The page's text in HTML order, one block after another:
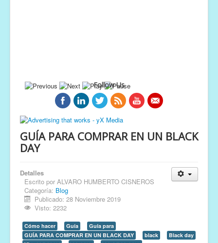
Follow Us
GUÍA PARA COMPRAR EN UN BLACK
DAY
Detalles
Escrito por ALVARO HUMBERTO CISNEROS
Categoría: Blog
Publicado: 28 Noviembre 2019
Visto: 2232
Cómo hacer Guía
Guía para
GUÍA PARA COMPRAR EN UN BLACK DAY
black
Black day